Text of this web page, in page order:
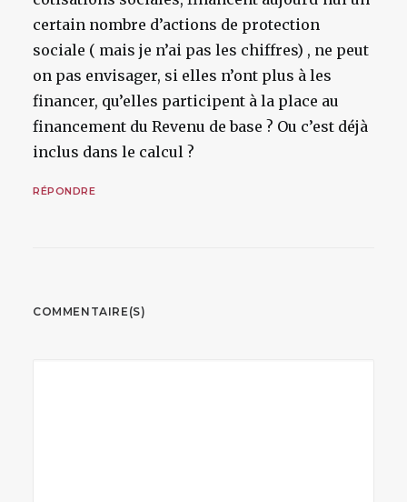
certain nombre d’actions de protection
sociale ( mais je n’ai pas les chiffres) , ne peut
on pas envisager, si elles n’ont plus à les
financer, qu’elles participent à la place au
financement du Revenu de base ? Ou c’est déjà
inclus dans le calcul ?
RÉPONDRE
COMMENTAIRE(S)